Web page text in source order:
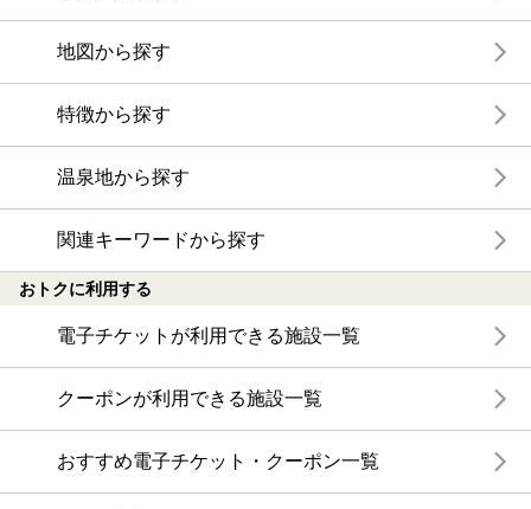
地図から探す
特徴から探す
温泉地から探す
関連キーワードから探す
おトクに利用する
電子チケットが利用できる施設一覧
クーポンが利用できる施設一覧
おすすめ電子チケット・クーポン一覧